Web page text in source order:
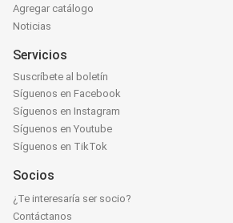
Agregar catálogo
Noticias
Servicios
Suscríbete al boletín
Síguenos en Facebook
Síguenos en Instagram
Síguenos en Youtube
Síguenos en TikTok
Socios
¿Te interesaría ser socio?
Contáctanos